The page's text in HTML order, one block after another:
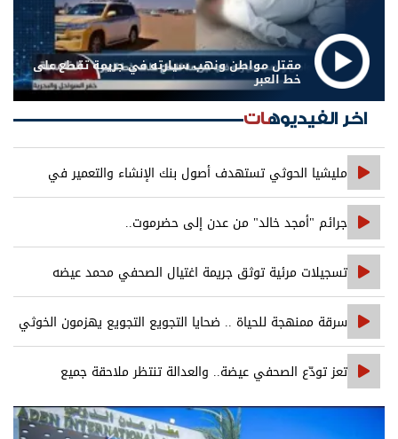
مقتل مواطن ونهب سيارته في جريمة تقطع على
خط العبر
اخر الفيديوهات
مليشيا الحوثي تستهدف أصول بنك الإنشاء والتعمير في
صنعاء
جرائم "أمجد خالد" من عدن إلى حضرموت..
تسجيلات مرئية توثق جريمة اغتيال الصحفي محمد عيضه
سرقة ممنهجة للحياة .. ضحايا التجويع التجويع يهزمون الخوثي
تعز تودّع الصحفي عيضة.. والعدالة تنتظر ملاحقة جميع
المتورطين